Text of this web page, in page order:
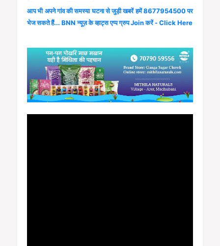
आप भी अपने गांव की समस्या घटना से जुड़ी खबरें हमें 8677954500 पर
भेज सकते हैं... BNN न्यूज़ के व्हाट्स एप्प ग्रुप Join करें - Click Here